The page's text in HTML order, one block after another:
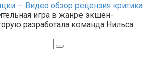
— Видео обзор рецензия критика
игра в жанре экшен-
разработала команда Нильса